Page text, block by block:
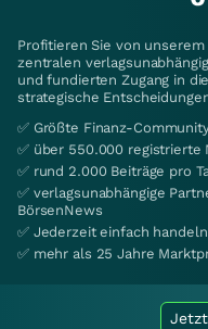
Profitieren Sie von
zentralen
und fundierten Zugang in
strategische
✅ Größte Finanz-
✅ über 550.000 registrierte
✅ rund 2.000 Beiträge pro
✅ verlagsunabhängige
BörsenNews
✅ Jederzeit einfach
✅ mehr als 25 Jahre